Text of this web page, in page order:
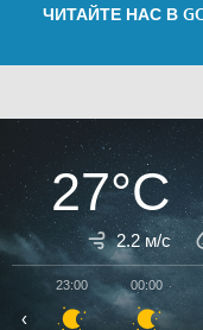
ЧИТАЙТЕ НАС В
27°C
2.2 м/с
23:00 00:00
‹